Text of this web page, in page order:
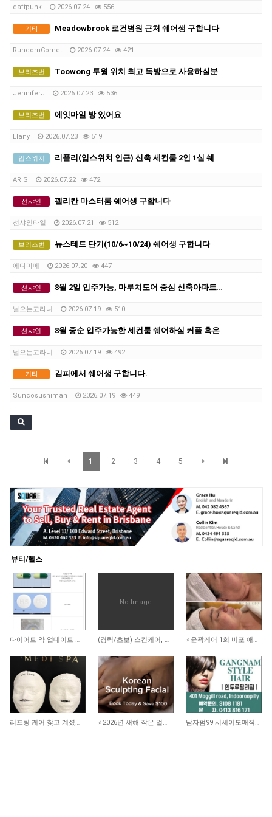
daftpunk 2026.07.24 556
기타 Meadowbrook 로건병원 근처 쉐어생 구합니다
RuncornComet 2026.07.24 421
브리즈번 Toowong 투웡 위치 최고 독방으로 사용하실분 여성 1인 또는 2인 (즉시)
JenniferJ 2026.07.23 536
브리즈번 에잇마일 방 있어요
Elany 2026.07.23 519
입스위치 리플리(입스위치 인근) 신축 세컨룸 2인 1실 쉐어생 구인합니다!
ARIS 2026.07.22 472
선샤인 펠리칸 마스터룸 쉐어생 구합니다
선샤인타일 2026.07.21 512
브리즈번 뉴스테드 단기(10/6~10/24) 쉐어생 구합니다
에다마메 2026.07.20 447
선샤인 8월 2일 입주가능, 마루치도어 중심 신축아파트에서 세컨룸 쉐어하실 커플 혹은 2인 쉐어생 구합니다.
날으는고라니 2026.07.19 510
선샤인 8월 중순 입주가능한 세컨룸 쉐어하실 커플 혹은 2인 쉐어생 구합니다.
날으는고라니 2026.07.19 492
기타 김피에서 쉐어생 구합니다.
Suncosushiman 2026.07.19 449
1 2 3 4 5
뷰티/헬스
1,576 다이어트 약 업데이트 됐어요
No Image
1,903 (경력/초보) 스킨케어, 리메디얼 테라피스트 -스폰비자가능 2,420 ⭐️윤곽케어 1회 비포 애프터 사진 ⭐️
2,360 리프팅 케어 찾고 계셨나요? 더블로 HIFU 2,151 ⭐️2026년 새해 작은 얼굴 되기 프로젝트!! 100불 할인!! 2,904 남자펌99 시세이도매직199 인두루필리